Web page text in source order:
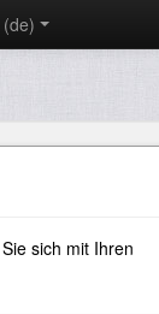
sich mit Ihren